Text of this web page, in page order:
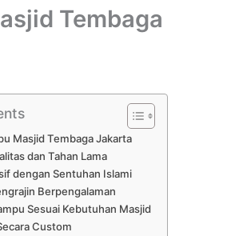
Tembaga
Masjid Tembaga Jakarta
dan Tahan Lama
dengan Sentuhan Islami
Berpengalaman
Sesuai Kebutuhan Masjid
Custom